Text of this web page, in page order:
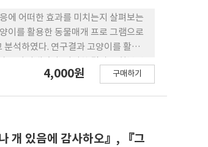
에 어떠한 효과를 미치는지 살펴보는
이를 활용한 동물매개 프로 그램으로
석하였다. 연구결과 고양이를 활용
게 활용될 수 있을 것이다.
4,000원 구매하기
개 있음에 감사하오』, 『그